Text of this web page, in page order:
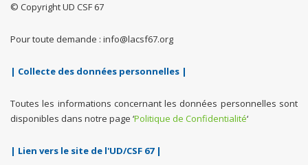
© Copyright UD CSF 67
Pour toute demande : info@lacsf67.org
| Collecte des données personnelles |
Toutes les informations concernant les données personnelles sont
disponibles dans notre page ‘Politique de Confidentialité‘
| Lien vers le site de l'UD/CSF 67 |